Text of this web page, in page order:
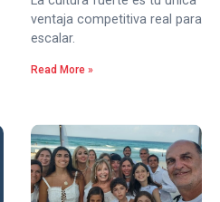
ventaja competitiva real para
escalar.
Read More »